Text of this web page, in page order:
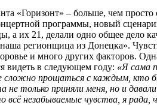
«Горизонт» – больше, чем
программы, новый
их 21, делали одно общее дело
регионщица из Донецка».
и много других факторов.
видеть в следующем году: «Я сама
сложно прощаться с каждым, кто
не только приняли меня, но и
всё незабываемые чувства, я